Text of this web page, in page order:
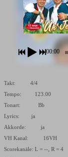
00:00
Takt: 4/4
Tempo: 123.00
Tonart: Bb
Lyrics: ja
Akkorde: ja
VH Kanal: 16VH
Scorekanäle: L = --, R = 4